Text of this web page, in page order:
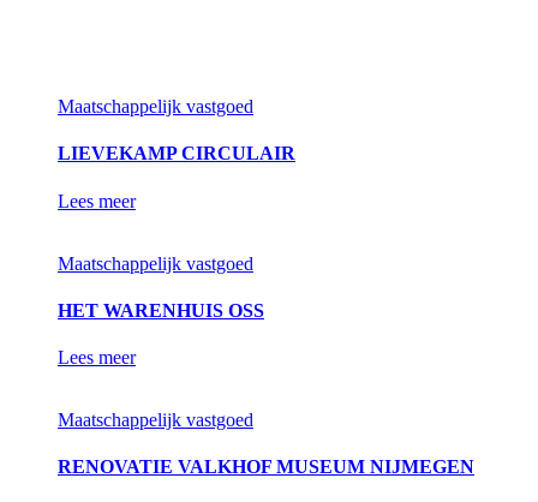
Maatschappelijk vastgoed
LIEVEKAMP CIRCULAIR
Lees meer
Maatschappelijk vastgoed
HET WARENHUIS OSS
Lees meer
Maatschappelijk vastgoed
RENOVATIE VALKHOF MUSEUM NIJMEGEN